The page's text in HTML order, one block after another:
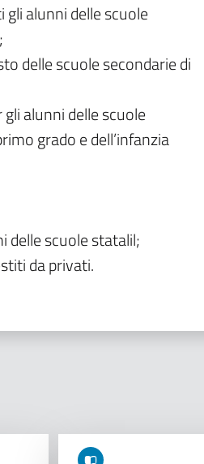
alunni delle scuole
delle scuole secondarie di
alunni delle scuole
grado e dell’infanzia
delle scuole statalil;
da privati.